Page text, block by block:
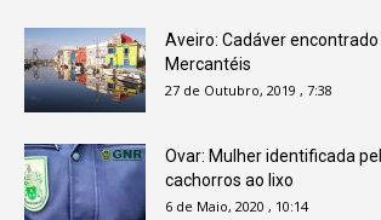
Aveiro: Cadáver encontrado
Mercantéis
27 de Outubro, 2019 , 7:38
Ovar: Mulher identificada
cachorros ao lixo
6 de Maio, 2020 , 10:14